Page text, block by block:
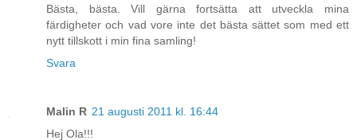
Bästa, bästa. Vill gärna fortsätta att utveckla mina
färdigheter och vad vore inte det bästa sättet som med ett
nytt tillskott i min fina samling!
Svara
Malin R 21 augusti 2011 kl. 16:44
Hej Ola!!!